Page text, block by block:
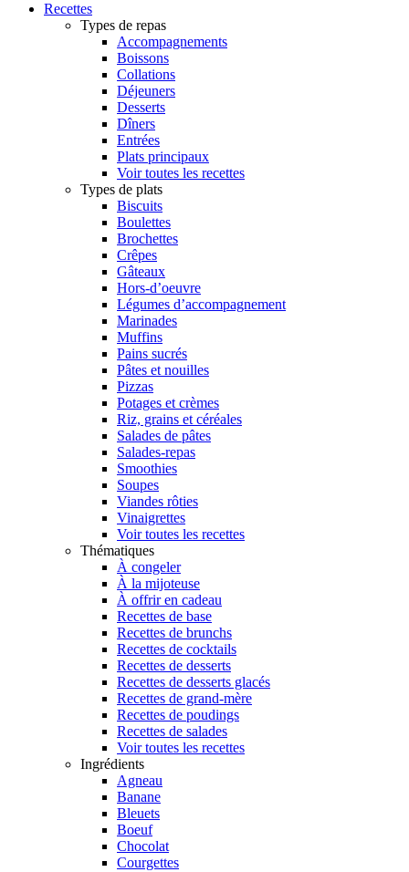
Recettes
Types de repas
Accompagnements
Boissons
Collations
Déjeuners
Desserts
Dîners
Entrées
Plats principaux
Voir toutes les recettes
Types de plats
Biscuits
Boulettes
Brochettes
Crêpes
Gâteaux
Hors-d’oeuvre
Légumes d’accompagnement
Marinades
Muffins
Pains sucrés
Pâtes et nouilles
Pizzas
Potages et crèmes
Riz, grains et céréales
Salades de pâtes
Salades-repas
Smoothies
Soupes
Viandes rôties
Vinaigrettes
Voir toutes les recettes
Thématiques
À congeler
À la mijoteuse
À offrir en cadeau
Recettes de base
Recettes de brunchs
Recettes de cocktails
Recettes de desserts
Recettes de desserts glacés
Recettes de grand-mère
Recettes de poudings
Recettes de salades
Voir toutes les recettes
Ingrédients
Agneau
Banane
Bleuets
Boeuf
Chocolat
Courgettes